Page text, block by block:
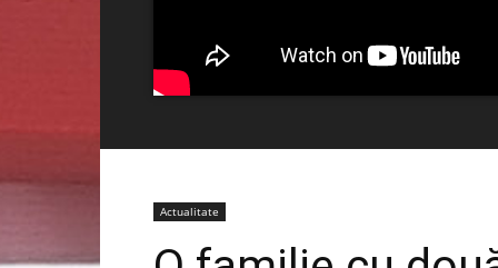
Actualitate